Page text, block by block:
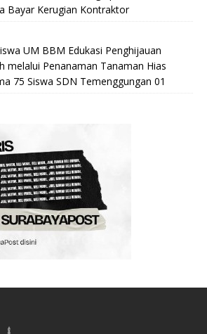
Bayar Kerugian Kontraktor
UM BBM Edukasi Penghijauan
melalui Penanaman Tanaman Hias
75 Siswa SDN Temenggungan 01